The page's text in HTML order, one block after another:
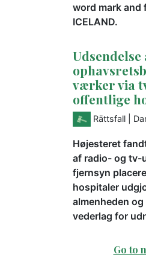
word mark and
ICELAND.
Udsendelse
værker via
offentlige
Rättsfall |
Højesteret
af radio- og tv-
fjernsyn
hospitaler
almenheden
vederlag for
Go to